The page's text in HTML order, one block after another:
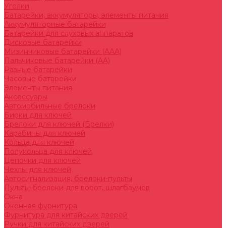
Уголки
Батарейки, аккумуляторы, элементы питания
Аккумуляторные батарейки
Батарейки для слуховых аппаратов
Дисковые батарейки
Мизинчиковые батарейки (AAA)
Пальчиковые батарейки (AA)
Разные батарейки
Часовые батарейки
Элементы питания
Аксессуары
Автомобильные брелоки
Бирки для ключей
Брелоки для ключей (Брелки)
Карабины для ключей
Кольца для ключей
Полукольца для ключей
Цепочки для ключей
Чехлы для ключей
Автосигнализация, брелоки-пульты
Пульты-брелоки для ворот, шлагбаумов
Окна
Оконная фурнитура
Фурнитура для китайских дверей
Ручки для китайских дверей